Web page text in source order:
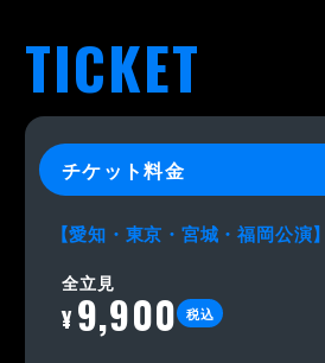
TICKET
チケット料金
【愛知・東京・宮城・福岡公演】
全立見
9,900 税込